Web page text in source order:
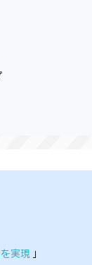
実現」